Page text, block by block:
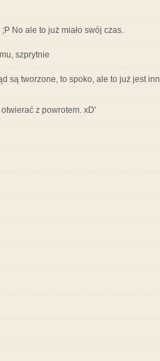
No ale to już miało swój czas.
szprytnie
są tworzone, to spoko, ale to już jest
z powrotem. xD'